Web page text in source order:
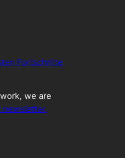
Fortschritte
we are
newsletter.